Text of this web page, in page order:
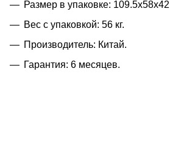
Размер в упаковке:
Вес с упаковкой: 56 кг.
Производитель: Китай.
Гарантия: 6 месяцев.